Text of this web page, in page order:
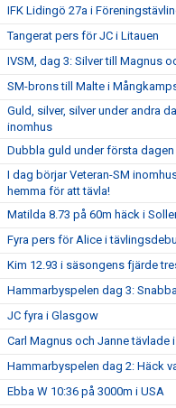
IFK Lidingö 27a i
Tangerat pers för JC i Litauen
IVSM, dag 3: Silver till Magnus
SM-brons till Malte i
Guld, silver, silver under andra
inomhus
Dubbla guld under första
I dag börjar Veteran-SM
hemma för att tävla!
Matilda 8.73 på 60m häck i
Fyra pers för Alice i
Kim 12.93 i säsongens fjärde
Hammarbyspelen dag 3:
JC fyra i Glasgow
Carl Magnus och Janne tävlade
Hammarbyspelen dag 2: Häck
Ebba W 10:36 på 3000m i USA